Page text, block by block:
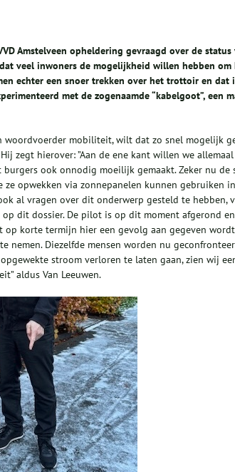
Amstelveen opheldering gevraagd over de
veel inwoners de mogelijkheid willen hebben
echter een snoer trekken over het trottoir en
met de zogenaamde “kabelgoot”, een
woordvoerder mobiliteit, wilt dat zo snel mogelijk
zegt hierover: ”Aan de ene kant willen we
ook onnodig moeilijk gemaakt. Zeker nu
opwekken via zonnepanelen kunnen gebruiken
al vragen over dit onderwerp gesteld te hebben,
dit dossier. De pilot is op dit moment afgerond
op korte termijn hier een gevolg aan gegeven
nemen. Diezelfde mensen worden nu
stroom verloren te laten gaan, zien wij
aldus Van Leeuwen.